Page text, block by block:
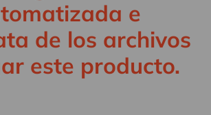
e
de los archivos
este producto.